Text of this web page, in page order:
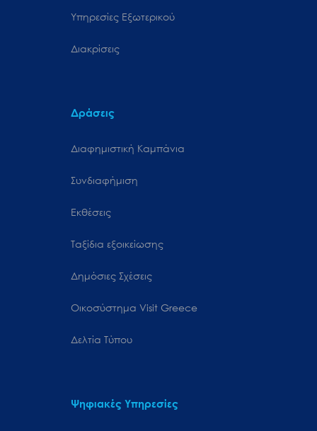
Υπηρεσίες Εξωτερικού
Διακρίσεις
Δράσεις
Διαφημιστική Καμπάνια
Συνδιαφήμιση
Εκθέσεις
Ταξίδια εξοικείωσης
Δημόσιες Σχέσεις
Oικοσύστημα Visit Greece
Δελτία Τύπου
Ψηφιακές Υπηρεσίες